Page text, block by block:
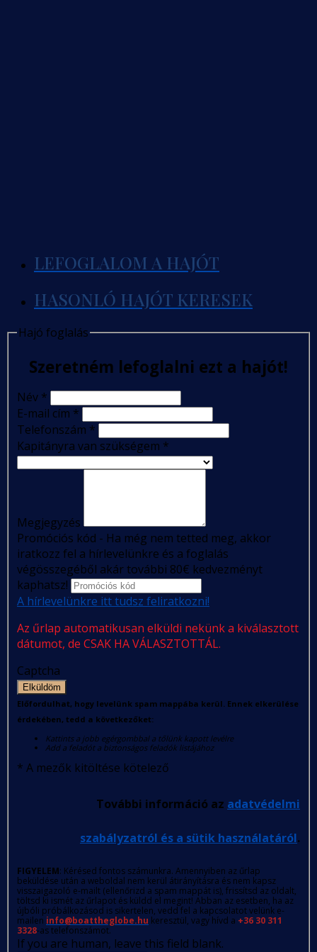
LEFOGLALOM A HAJÓT
HASONLÓ HAJÓT KERESEK
Hajó foglalás
Szeretném lefoglalni ezt a hajót!
Név *
E-mail cím *
Telefonszám *
Kapitányra van szükségem *
Megjegyzés
Promóciós kód - Ha még nem tetted meg, akkor
iratkozz fel a hírlevelünkre és a foglalás
végösszegéből akár további 80€ kedvezményt
kaphatsz!
A hírlevelünkre itt tudsz feliratkozni!
Az űrlap automatikusan elküldi nekünk a kiválasztott
dátumot, de CSAK HA VÁLASZTOTTÁL.
Captcha
Elküldöm
Előfordulhat, hogy levelünk spam mappába kerül. Ennek elkerülése
érdekében, tedd a következőket:
Kattints a jobb egérgombbal a tőlünk kapott levélre
Add a feladót a biztonságos feladók listájához
* A mezők kitöltése kötelező
További információ az adatvédelmi
szabályzatról és a sütik használatáról.
FIGYELEM: Kérésed fontos számunkra. Amennyiben az űrlap
beküldése után a weboldal nem kerül átirányításra és nem kapsz
visszaigazoló e-mailt (ellenőrizd a spam mappát is), frissítsd az oldalt,
töltsd ki ismét az űrlapot és küldd el megint! Abban az esetben, ha az
újbóli próbálkozásod is sikertelen, vedd fel a kapcsolatot velünk e-
mailen info@boattheglobe.hu keresztül, vagy hívd a +36 30 311
3328-as telefonszámot.
If you are human, leave this field blank.